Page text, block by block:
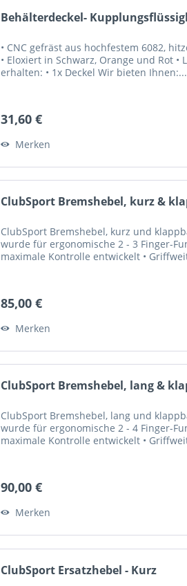
Behälterdeckel-
• CNC gefräst aus hochfestem 6082,
• Eloxiert in Schwarz, Orange und Rot •
erhalten: • 1x Deckel Wir bieten Ihnen:...
31,60 €
Merken
ClubSport Bremshebel, kurz &
ClubSport Bremshebel, kurz und
wurde für ergonomische 2 - 3 Finger-
maximale Kontrolle entwickelt •
85,00 €
Merken
ClubSport Bremshebel, lang &
ClubSport Bremshebel, lang und
wurde für ergonomische 2 - 4 Finger-
maximale Kontrolle entwickelt •
90,00 €
Merken
ClubSport Ersatzhebel - Kurz